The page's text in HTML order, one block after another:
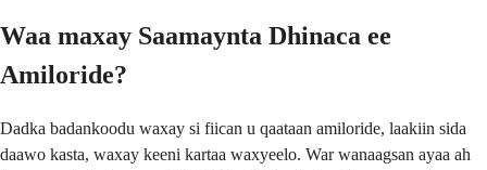
Waa maxay Saamaynta Dhinaca ee
Amiloride?
Dadka badankoodu waxay si fiican u qaataan amiloride, laakiin sida
daawo kasta, waxay keeni kartaa waxyeelo. War wanaagsan ayaa ah